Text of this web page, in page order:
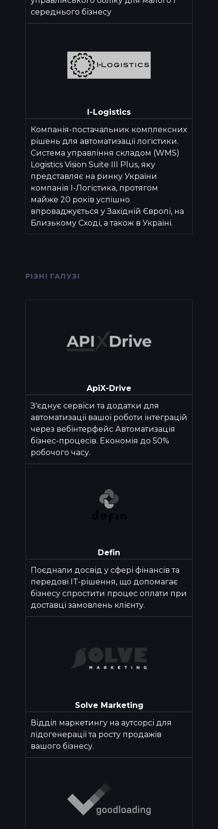
середнього бізнесу
I-Logistics
Компанія-постачальник комплексних
рішень для автоматизації логістики.
Система управління складом (WMS)
Logistics Vision Suite III Plus, яку
представляє на ринку України
компанія І-Логістика, протягом
майже 20 років успішно
впроваджується у Західній Європі, на
Близькому Сході, а також в Україні.
РІЗНІ ГАЛУЗІ
ApiX-Drive
З'єднує сервіси та додатки для
автоматизації вашої роботи інтеграцій
через вебінтерфейс Автоматизація
бізнес-процесів. Економія до 50%
робочого часу.
Defin
Поєднали досвід у сфері фінансів та
передові IT-рішення, що допомагає
бізнесу спростити процес оплати при
доставці замовлень клієнту.
Solve Marketing
Відділ маркетингу на аутсорсі для
лідогенерації та росту продажів
вашого бізнесу.